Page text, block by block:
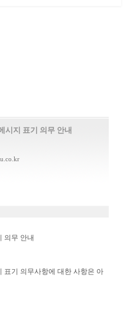
시지 표기 의무 안내
의무 안내
표기 의무사항에 대한 사항은 아